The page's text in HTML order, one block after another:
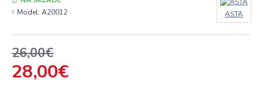
28,00€
26,00€
Model: A20012 ASTA